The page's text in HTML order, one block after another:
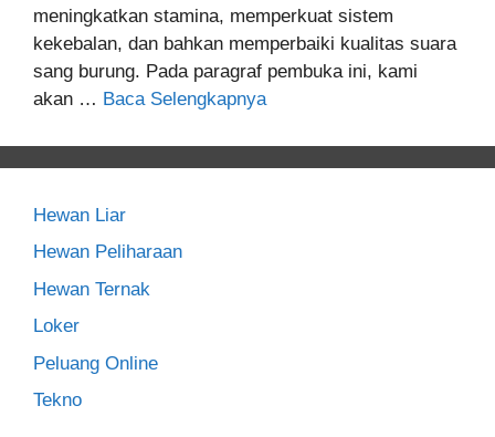
meningkatkan stamina, memperkuat sistem
kekebalan, dan bahkan memperbaiki kualitas suara
sang burung. Pada paragraf pembuka ini, kami
akan … Baca Selengkapnya
Hewan Liar
Hewan Peliharaan
Hewan Ternak
Loker
Peluang Online
Tekno